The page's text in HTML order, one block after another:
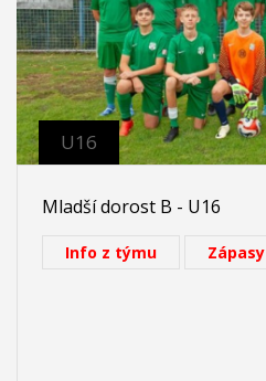
U16
Mladší dorost B - U16
Info z týmu Zápasy